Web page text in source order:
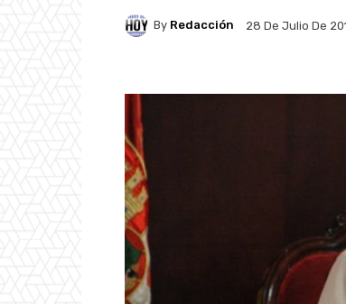
By Redacción 28 De Julio De